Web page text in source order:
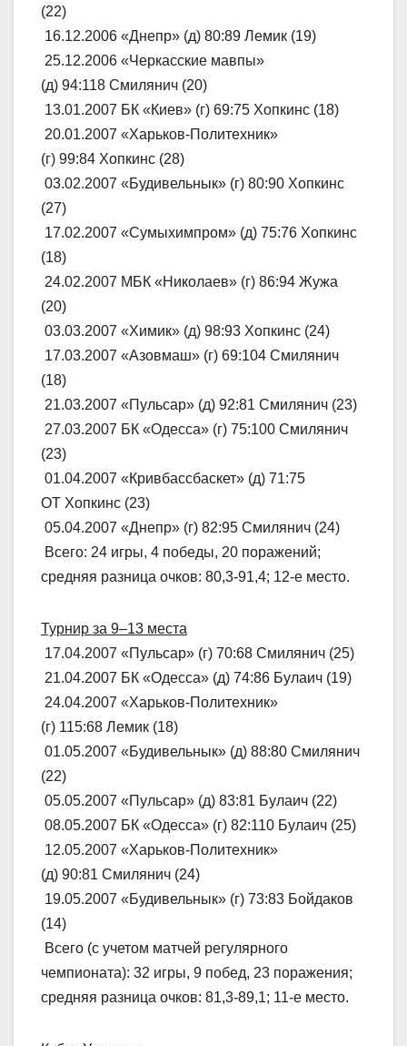
(22)
16.12.2006 «Днепр» (д) 80:89 Лемик (19)
25.12.2006 «Черкасские мавпы»
(д) 94:118 Смилянич (20)
13.01.2007 БК «Киев» (г) 69:75 Хопкинс (18)
20.01.2007 «Харьков-Политехник»
(г) 99:84 Хопкинс (28)
03.02.2007 «Будивельнык» (г) 80:90 Хопкинс
(27)
17.02.2007 «Сумыхимпром» (д) 75:76 Хопкинс
(18)
24.02.2007 МБК «Николаев» (г) 86:94 Жужа
(20)
03.03.2007 «Химик» (д) 98:93 Хопкинс (24)
17.03.2007 «Азовмаш» (г) 69:104 Смилянич
(18)
21.03.2007 «Пульсар» (д) 92:81 Смилянич (23)
27.03.2007 БК «Одесса» (г) 75:100 Смилянич
(23)
01.04.2007 «Кривбассбаскет» (д) 71:75
ОТ Хопкинс (23)
05.04.2007 «Днепр» (г) 82:95 Смилянич (24)
Всего: 24 игры, 4 победы, 20 поражений;
средняя разница очков: 80,3-91,4; 12-е место.
Турнир за 9–13 места
17.04.2007 «Пульсар» (г) 70:68 Смилянич (25)
21.04.2007 БК «Одесса» (д) 74:86 Булаич (19)
24.04.2007 «Харьков-Политехник»
(г) 115:68 Лемик (18)
01.05.2007 «Будивельнык» (д) 88:80 Смилянич
(22)
05.05.2007 «Пульсар» (д) 83:81 Булаич (22)
08.05.2007 БК «Одесса» (г) 82:110 Булаич (25)
12.05.2007 «Харьков-Политехник»
(д) 90:81 Смилянич (24)
19.05.2007 «Будивельнык» (г) 73:83 Бойдаков
(14)
Всего (с учетом матчей регулярного
чемпионата): 32 игры, 9 побед, 23 поражения;
средняя разница очков: 81,3-89,1; 11-е место.